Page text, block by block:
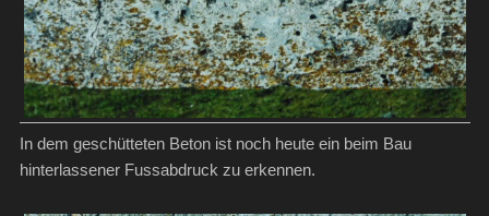
In dem geschütteten Beton ist noch heute ein beim Bau
hinterlassener Fussabdruck zu erkennen.